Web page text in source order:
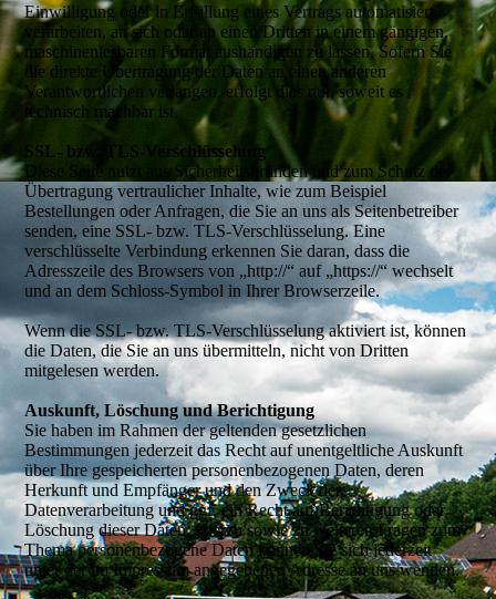
Einwilligung oder in Erfüllung eines Vertrags automatisiert
verarbeiten, an sich oder an einen Dritten in einem gängigen,
maschinenlesbaren Format aushändigen zu lassen. Sofern Sie
die direkte Übertragung der Daten an einen anderen
Verantwortlichen verlangen, erfolgt dies nur, soweit es
technisch machbar ist.
SSL- bzw. TLS-Verschlüsselung
Diese Seite nutzt aus Sicherheitsgründen und zum Schutz der
Übertragung vertraulicher Inhalte, wie zum Beispiel
Bestellungen oder Anfragen, die Sie an uns als Seitenbetreiber
senden, eine SSL- bzw. TLS-Verschlüsselung. Eine
verschlüsselte Verbindung erkennen Sie daran, dass die
Adresszeile des Browsers von „http://“ auf „https://“ wechselt
und an dem Schloss-Symbol in Ihrer Browserzeile.
Wenn die SSL- bzw. TLS-Verschlüsselung aktiviert ist, können
die Daten, die Sie an uns übermitteln, nicht von Dritten
mitgelesen werden.
Auskunft, Löschung und Berichtigung
Sie haben im Rahmen der geltenden gesetzlichen
Bestimmungen jederzeit das Recht auf unentgeltliche Auskunft
über Ihre gespeicherten personenbezogenen Daten, deren
Herkunft und Empfänger und den Zweck der
Datenverarbeitung und ggf. ein Recht auf Berichtigung oder
Löschung dieser Daten. Hierzu sowie zu weiteren Fragen zum
Thema personenbezogene Daten können Sie sich jederzeit
unter der im Impressum angegebenen Adresse an uns wenden.